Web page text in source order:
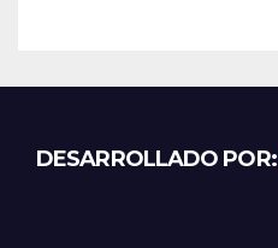
DESARROLLADO POR: